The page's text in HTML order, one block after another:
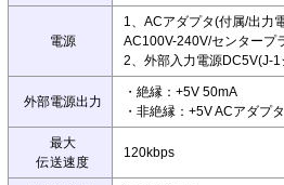
電源
1、ACアダプタ(付属/出力
AC100V-240V/センタープ
2、外部入力電源DC5V(J-
外部電源出力
・絶縁：+5V 50mA
・非絶縁：+5V ACアダプ
最大
伝送速度
120kbps